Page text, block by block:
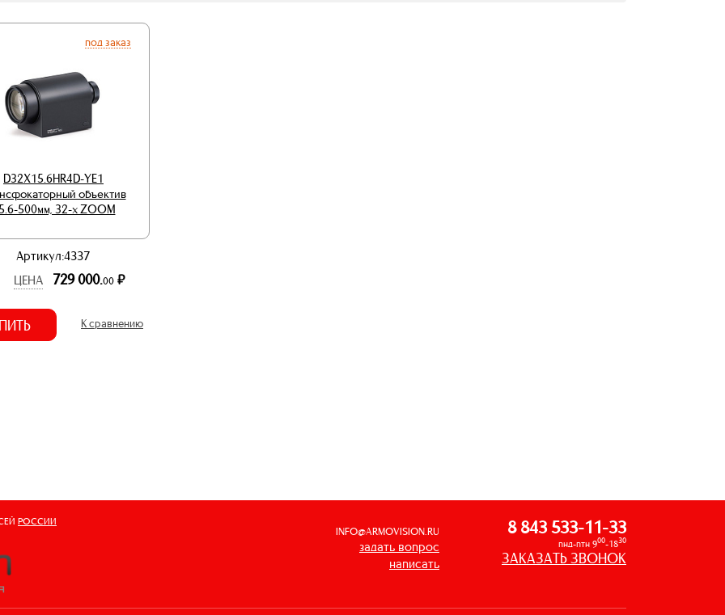
под заказ
D32X15.6HR4D-YE1
объектив
500мм, 32-х ZOOM
Артикул:4337
ЦЕНА
729 000.00 р.
К сравнению
РОССИИ
INFO@ARMOVISION.RU
задать вопрос
написать
8 843 533-11-33
пнд-птн 900-1830
ЗАКАЗАТЬ ЗВОНОК